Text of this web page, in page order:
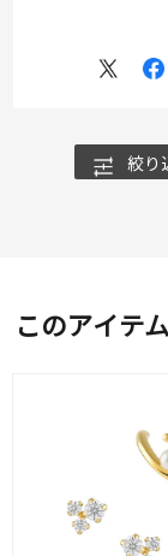
身に着けるだけで
にもおすすめです！
絞り
このアイテ